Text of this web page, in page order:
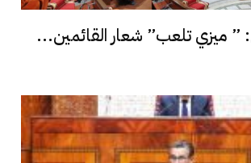
” ميزي تلعب” شعار القائمين...